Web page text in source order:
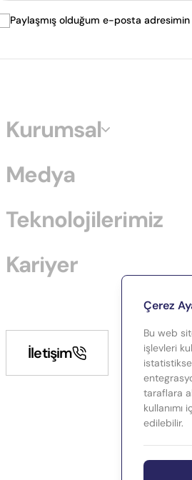
Paylaşmış olduğum e-posta adresimin
Kurumsal
Medya
Teknolojilerimiz
Kariyer
İletişim
Çerez
Bu web
işlevleri
taraflara
edilebilir.